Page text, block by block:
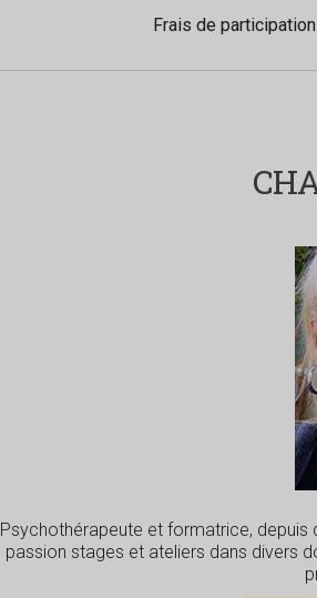
Frais de participation
Psychothérapeute et formatrice, depuis
passion stages et ateliers dans divers